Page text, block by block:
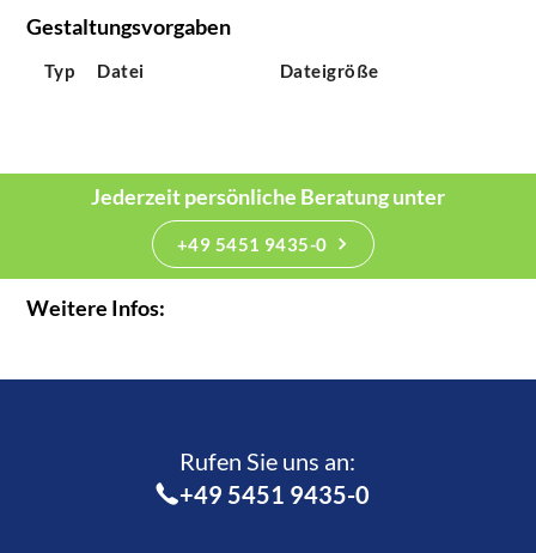
Gestaltungsvorgaben
Typ Datei Dateigröße
Jederzeit persönliche Beratung unter
+49 5451 9435-0
Weitere Infos:
Rufen Sie uns an:­
+49 5451 9435-0